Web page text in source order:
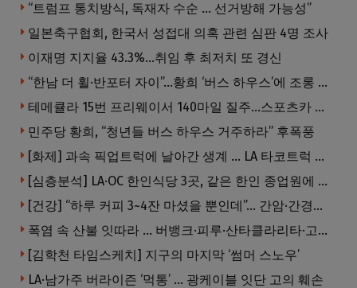
“트럼프 통치방식, 독재자 수순 … 선거방해 가능성”
일본축구협회, 한국서 성접대 의혹 관련 심판 4명 조사
이재명 지지율 43.3%…취임 후 최저치 또 경신
“한남 더 휠·반포터 자이”…황희 ‘버스 하우스’에 조롱 쏟아져
테메큘라 15번 프리웨이서 140마일 질주…스포츠카 압수
민주당 황희, “청년들 버스 하우스 거주하라” 후폭풍
[화제] 과속 픽업트럭에 날아간 생계 … LA 타코트럭 일가족 3명 부상
[심층분석] LA·OC 한인식당 3곳, 같은 한인 종업원에 잇따라 피소 … 세 소장 들여다보니
[건강] “하루 커피 3~4잔 마셨을 뿐인데”… 간암·간경변 위험 뚝
폭염 속 산불 잇따라 … 버뱅크·피루·산타클라리타·고먼 잇단 산불
[김학천 타임스케치] 지구의 마지막 ‘썸머 스노우’
LA·남가주 버라이즌 ‘먹통’ … 광케이블 잇단 고의 훼손